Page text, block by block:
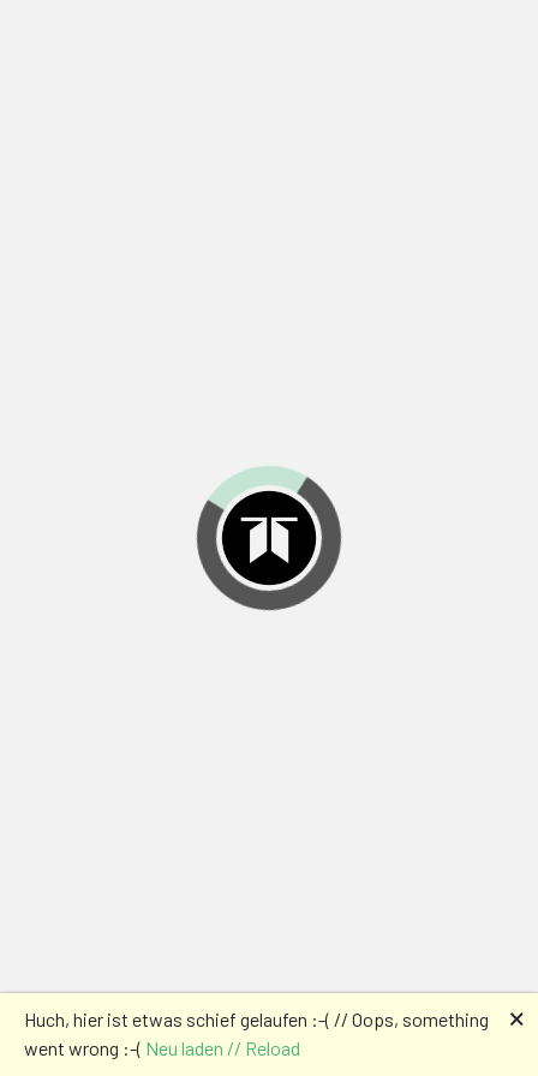
Huch, hier ist etwas schief gelaufen :-( // Oops, something
went wrong :-( Neu laden // Reload
🗙